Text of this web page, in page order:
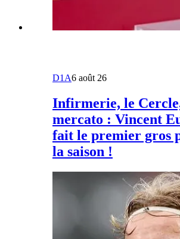
D1A6 août 26
Infirmerie, le
mercato : Vincent
fait le premier gros
la saison !